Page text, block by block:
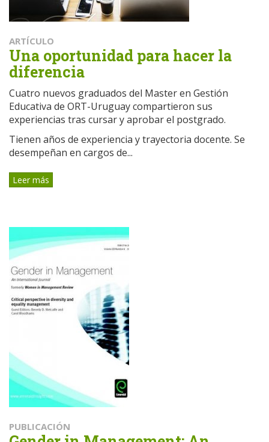
ARTÍCULO
Una oportunidad para hacer la
diferencia
Cuatro nuevos graduados del Master en Gestión
Educativa de ORT-Uruguay compartieron sus
experiencias tras cursar y aprobar el postgrado.
Tienen años de experiencia y trayectoria docente. Se
desempeñan en cargos de...
Leer más
PUBLICACIÓN